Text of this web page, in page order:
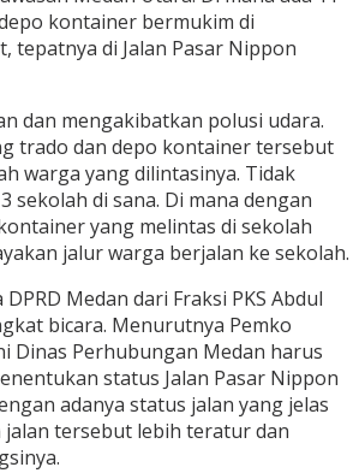
kontainer bermukim di
tepatnya di Jalan Pasar Nippon
dan mengakibatkan polusi udara.
trado dan depo kontainer tersebut
warga yang dilintasinya. Tidak
sekolah di sana. Di mana dengan
yang melintas di sekolah
jalur warga berjalan ke sekolah.
Medan dari Fraksi PKS Abdul
bicara. Menurutnya Pemko
Dinas Perhubungan Medan harus
status Jalan Pasar Nippon
adanya status jalan yang jelas
jalan tersebut lebih teratur dan